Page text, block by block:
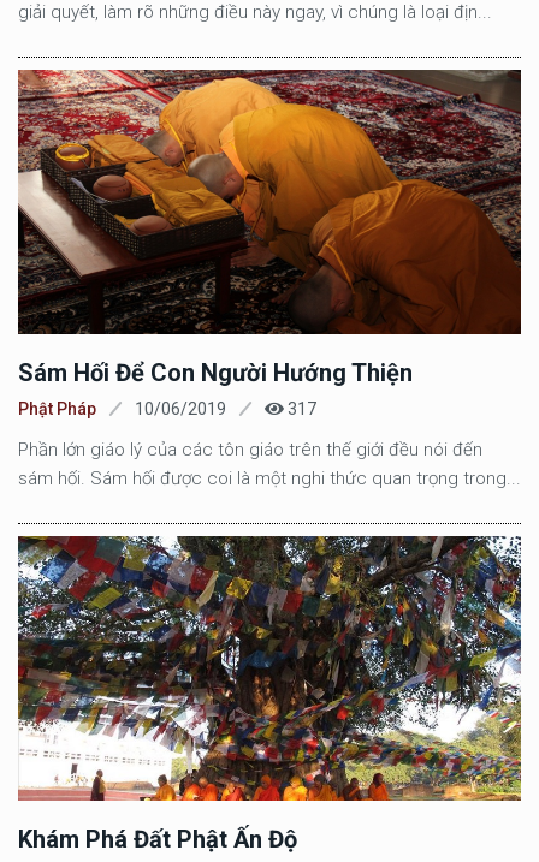
giải quyết, làm rõ những điều này ngay, vì chúng là loại địn...
Sám Hối Để Con Người Hướng Thiện
Phật Pháp 10/06/2019 317
Phần lớn giáo lý của các tôn giáo trên thế giới đều nói đến
sám hối. Sám hối được coi là một nghi thức quan trọng trong...
Khám Phá Đất Phật Ấn Độ